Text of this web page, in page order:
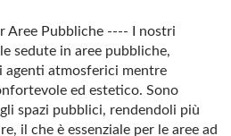
Aree Pubbliche ---- I nostri
sedute in aree pubbliche,
agenti atmosferici mentre
ed estetico. Sono
spazi pubblici, rendendoli più
il che è essenziale per le aree ad